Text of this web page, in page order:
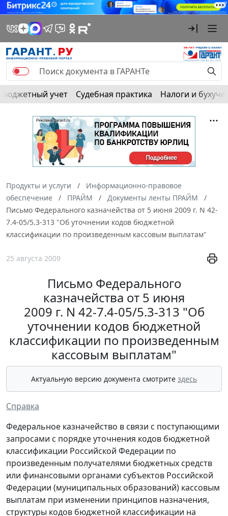
Бюджетный учет Судебная практика Налоги и
Продукты и услуги
Информационно-правовое
обеспечение
ПРАЙМ
Документы ленты ПРАЙМ
Письмо Федерального казначейства от 5 июня 2009 г. N 42-
7.4-05/5.3-313 "Об уточнении кодов бюджетной
классификации по произведенным кассовым выплатам"
25 августа 2009
Письмо Федерального
казначейства от 5 июня
2009 г. N 42-7.4-05/5.3-313 "Об
уточнении кодов бюджетной
классификации по произведенным
кассовым выплатам"
Актуальную версию документа смотрите здесь
Справка
Федеральное казначейство в связи с поступающими
запросами с порядке уточнения кодов бюджетной
классификации Российской Федерации по
произведенным получателями бюджетных средств
или финансовыми органами субъектов Российской
Федерации (муниципальных образований) кассовым
выплатам при изменении принципов назначения,
структуры кодов бюджетной классификации на